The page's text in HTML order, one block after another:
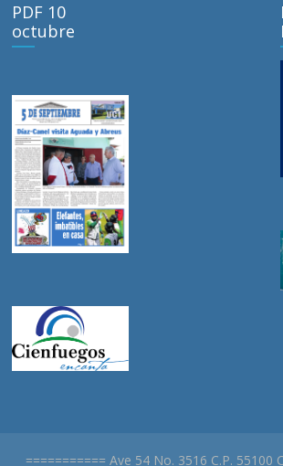
PDF 10
octubre
=========== Ave 54 No. 3516 C.P. 55100